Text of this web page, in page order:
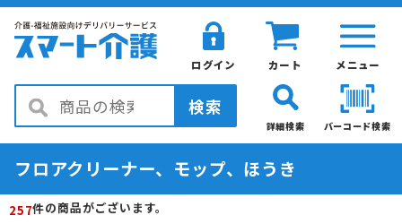
メニュー
カート
ログイン
検索
バーコード検索
詳細検索
フロアクリーナー、モップ、ほうき
257件の商品がございます。